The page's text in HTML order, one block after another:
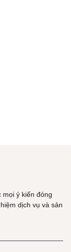
ý kiến đóng
dịch vụ và sản